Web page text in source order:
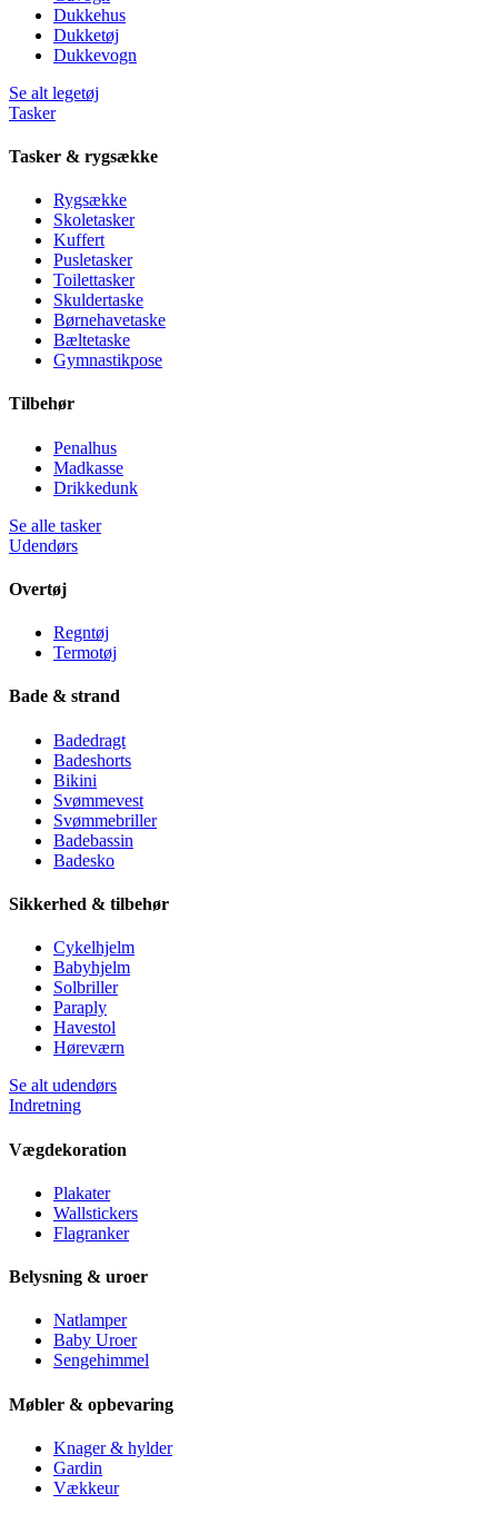
Dukkehus
Dukketøj
Dukkevogn
Se alt legetøj
Tasker
Tasker & rygsække
Rygsække
Skoletasker
Kuffert
Pusletasker
Toilettasker
Skuldertaske
Børnehavetaske
Bæltetaske
Gymnastikpose
Tilbehør
Penalhus
Madkasse
Drikkedunk
Se alle tasker
Udendørs
Overtøj
Regntøj
Termotøj
Bade & strand
Badedragt
Badeshorts
Bikini
Svømmevest
Svømmebriller
Badebassin
Badesko
Sikkerhed & tilbehør
Cykelhjelm
Babyhjelm
Solbriller
Paraply
Havestol
Høreværn
Se alt udendørs
Indretning
Vægdekoration
Plakater
Wallstickers
Flagranker
Belysning & uroer
Natlamper
Baby Uroer
Sengehimmel
Møbler & opbevaring
Knager & hylder
Gardin
Vækkeur